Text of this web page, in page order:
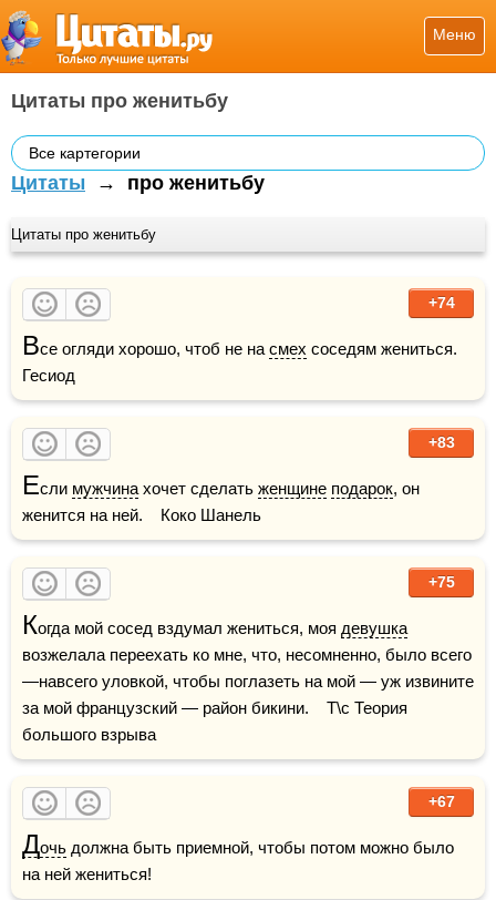
Меню
Цитаты про женитьбу
Все картегории
Цитаты → про женитьбу
Цитаты про женитьбу
+74
Все огляди хорошо, чтоб не на смех соседям жениться.
Гесиод
+83
Если мужчина хочет сделать женщине подарок, он
женится на ней.    Коко Шанель
+75
Когда мой сосед вздумал жениться, моя девушка
возжелала переехать ко мне, что, несомненно, было всего
—навсего уловкой, чтобы поглазеть на мой — уж извините
за мой французский — район бикини.    Т\с Теория
большого взрыва
+67
Дочь должна быть приемной, чтобы потом можно было
на ней жениться!